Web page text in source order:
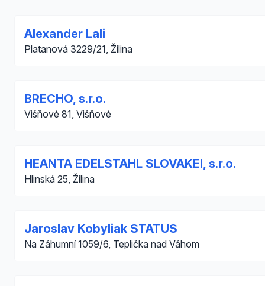
Alexander Lali
Platanová 3229/21, Žilina
BRECHO, s.r.o.
Višňové 81, Višňové
HEANTA EDELSTAHL SLOVAKEI, s.r.o.
Hlinská 25, Žilina
Jaroslav Kobyliak STATUS
Na Záhumní 1059/6, Teplička nad Váhom